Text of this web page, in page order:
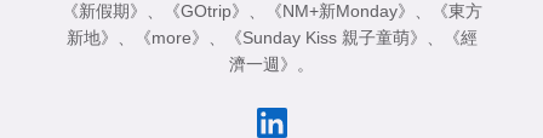
《新假期》 、 《GOtrip》 、 《NM+新Monday》 、
《東方
新地》 、 《more》 、 《Sunday Kiss 親子童萌》 、
《經
濟一週》 。